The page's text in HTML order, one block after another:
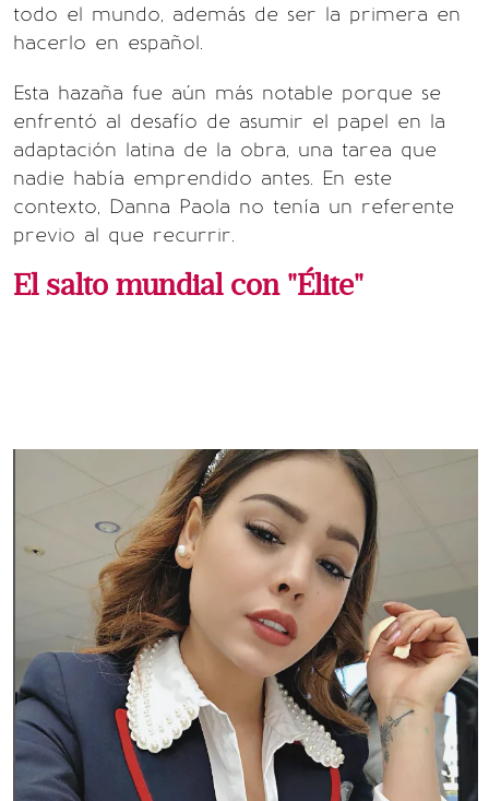
todo el mundo, además de ser la primera en
hacerlo en español.
Esta hazaña fue aún más notable porque se
enfrentó al desafío de asumir el papel en la
adaptación latina de la obra, una tarea que
nadie había emprendido antes. En este
contexto, Danna Paola no tenía un referente
previo al que recurrir.
El salto mundial con "Élite"